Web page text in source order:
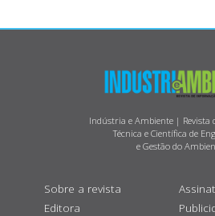
Indústria e Ambiente | Revista
Técnica e Científica de
e Gestão do
Sobre a revista
Editora